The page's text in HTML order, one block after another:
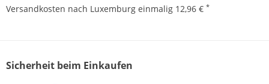
Versandkosten nach Luxemburg einmalig 12,96 € *
Sicherheit beim Einkaufen